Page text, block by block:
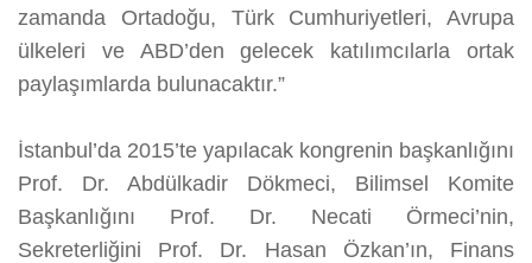
zamanda Ortadoğu, Türk Cumhuriyetleri, Avrupa
ülkeleri ve ABD’den gelecek katılımcılarla ortak
paylaşımlarda bulunacaktır.”
İstanbul’da 2015’te yapılacak kongrenin başkanlığını
Prof. Dr. Abdülkadir Dökmeci, Bilimsel Komite
Başkanlığını Prof. Dr. Necati Örmeci’nin,
Sekreterliğini Prof. Dr. Hasan Özkan’ın, Finans